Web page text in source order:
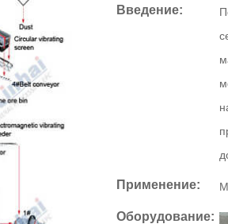
Введение:
Применение:
Оборудование: